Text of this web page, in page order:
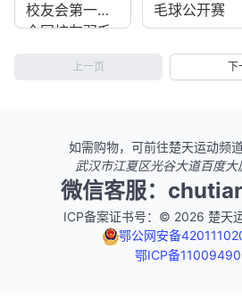
校友会第一届
全国校友羽毛
毛球公开赛
上一页 下
如需购物，可前往楚天运动频
武汉市江夏区光谷大道百度
微信客服：
ICP备案证书号：© 2026 楚天
鄂公网安备
鄂ICP备11009490